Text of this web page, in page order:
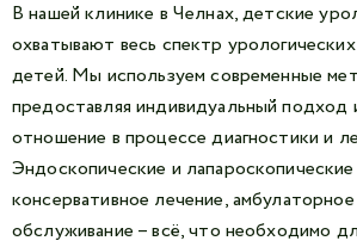
В нашей клинике в Челнах, детские
охватывают весь спектр
детей. Мы используем современные
предоставляя индивидуальный подход
отношение в процессе диагностики и
Эндоскопические и
консервативное лечение,
обслуживание – всё, что необходимо